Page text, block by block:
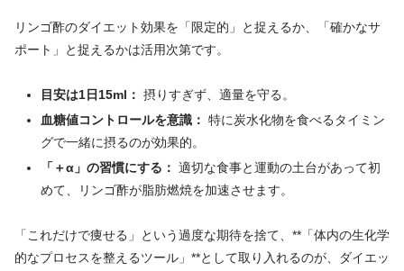
リンゴ酢のダイエット効果を「限定的」と捉えるか、「確かなサ
ポート」と捉えるかは活用次第です。
目安は1日15ml： 摂りすぎず、適量を守る。
血糖値コントロールを意識： 特に炭水化物を食べるタイミン
グで一緒に摂るのが効果的。
「＋α」の習慣にする： 適切な食事と運動の土台があって初
めて、リンゴ酢が脂肪燃焼を加速させます。
「これだけで痩せる」という過度な期待を捨て、**「体内の生化学
的なプロセスを整えるツール」**として取り入れるのが、ダイエッ